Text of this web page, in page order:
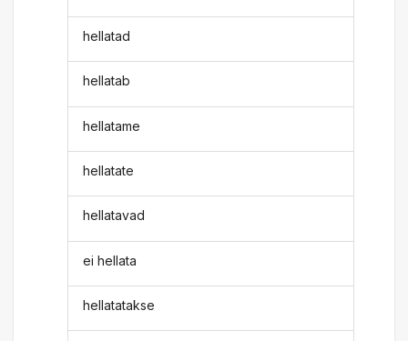
hellatad
hellatab
hellatame
hellatate
hellatavad
ei hellata
hellatatakse